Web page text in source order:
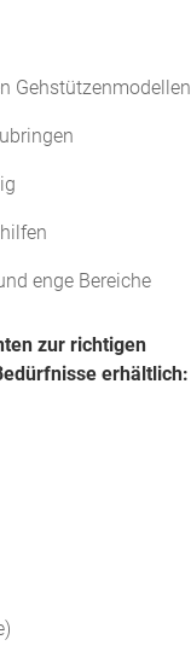
Gehstützenmodellen
enge Bereiche
zur richtigen
erhältlich: